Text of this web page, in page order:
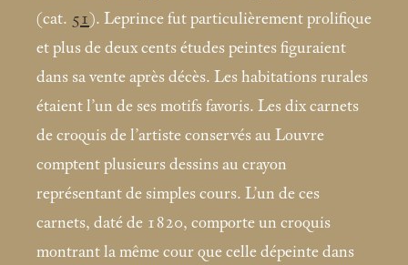
(cat. 51). Leprince fut particulièrement prolifique
et plus de deux cents études peintes figuraient
dans sa vente après décès. Les habitations rurales
étaient l’un de ses motifs favoris. Les dix carnets
de croquis de l’artiste conservés au Louvre
comptent plusieurs dessins au crayon
représentant de simples cours. L’un de ces
carnets, daté de 1820, comporte un croquis
montrant la même cour que celle dépeinte dans